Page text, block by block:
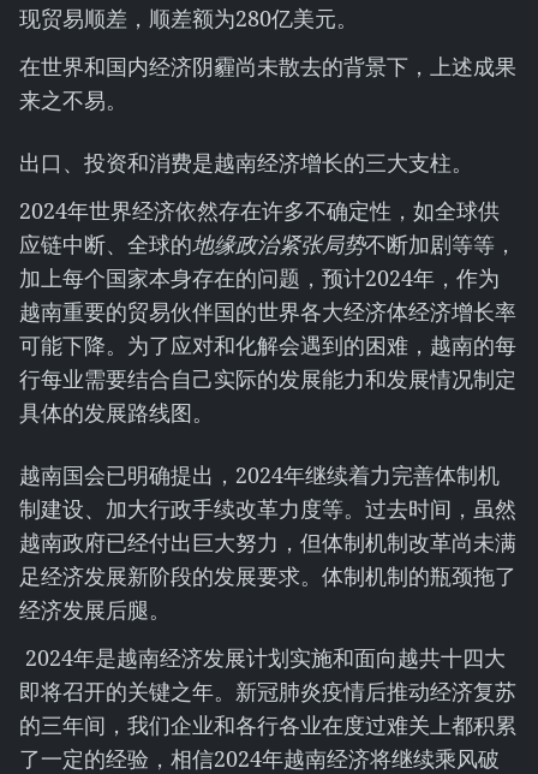
现贸易顺差，顺差额为280亿美元。
在世界和国内经济阴霾尚未散去的背景下，上述成果
来之不易。
出口、投资和消费是越南经济增长的三大支柱。
2024年世界经济依然存在许多不确定性，如全球供
应链中断、全球的地缘政治紧张局势不断加剧等等，
加上每个国家本身存在的问题，预计2024年，作为
越南重要的贸易伙伴国的世界各大经济体经济增长率
可能下降。为了应对和化解会遇到的困难，越南的每
行每业需要结合自己实际的发展能力和发展情况制定
具体的发展路线图。
越南国会已明确提出，2024年继续着力完善体制机
制建设、加大行政手续改革力度等。过去时间，虽然
越南政府已经付出巨大努力，但体制机制改革尚未满
足经济发展新阶段的发展要求。体制机制的瓶颈拖了
经济发展后腿。
2024年是越南经济发展计划实施和面向越共十四大
即将召开的关键之年。新冠肺炎疫情后推动经济复苏
的三年间，我们企业和各行各业在度过难关上都积累
了一定的经验，相信2024年越南经济将继续乘风破